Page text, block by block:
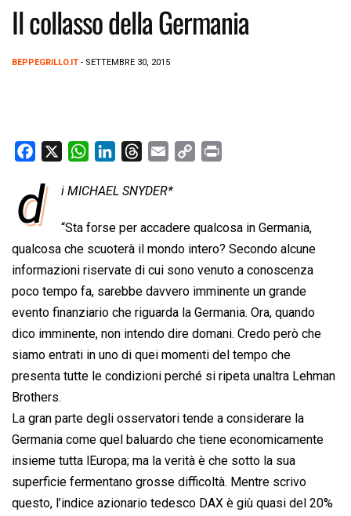
Il collasso della Germania
BEPPEGRILLO.IT - SETTEMBRE 30, 2015
c
e
o
o
k
W
a
s
A
p
p
n
e
d
I
n
r
a
d
s
a
l
L
i
n
k
t
d i MICHAEL SNYDER*
“Sta forse per accadere qualcosa in Germania,
qualcosa che scuoterà il mondo intero? Secondo alcune
informazioni riservate di cui sono venuto a conoscenza
poco tempo fa, sarebbe davvero imminente un grande
evento finanziario che riguarda la Germania. Ora, quando
dico imminente, non intendo dire domani. Credo però che
siamo entrati in uno di quei momenti del tempo che
presenta tutte le condizioni perché si ripeta unaltra Lehman
Brothers.
La gran parte degli osservatori tende a considerare la
Germania come quel baluardo che tiene economicamente
insieme tutta lEuropa; ma la verità è che sotto la sua
superficie fermentano grosse difficoltà. Mentre scrivo
questo, l’indice azionario tedesco DAX è giù quasi del 20%